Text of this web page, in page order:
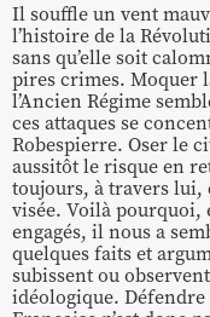
Il souffle un vent
l’histoire de la
sans qu’elle soit
pires crimes. Moquer
l’Ancien Régime
ces attaques se
Robespierre. Oser le
aussitôt le risque en
toujours, à travers lui,
visée. Voilà
engagés, il nous a
quelques faits et
subissent ou
idéologique.